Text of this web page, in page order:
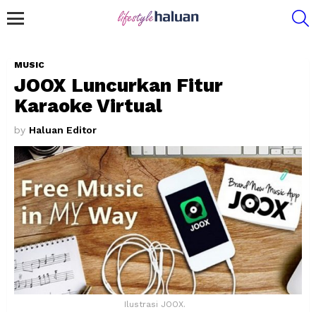
MUSIC
JOOX Luncurkan Fitur
Karaoke Virtual
by Haluan Editor
Ilustrasi JOOX.